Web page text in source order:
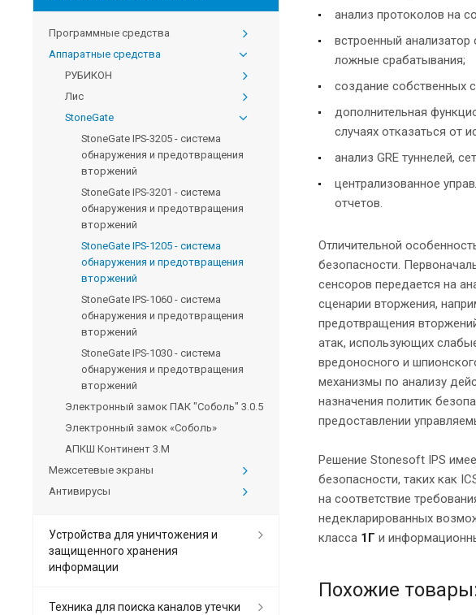
анализ протоколов на
встроенный
ложные срабатывания;
создание собственных
дополнительная
случаях отказаться от
анализ GRE туннелей,
централизованное
отчетов.
Отличительной
безопасности.
сенсоров передается на
сценарии вторжения,
предотвращения
атак, использующих
вредоносного и
механизмы по анализу
назначения политик
предоставлении
Решение Stonesoft IPS
безопасности, таких как
на соответствие
недекларированных
класса 1Г и
Похожие
Программные средства
Аппаратные средства
РУБИКОН
Лис
StoneGate
StoneGate IPS-3205 - система
обнаружения и предотвращения
вторжений
StoneGate IPS-3201 - система
обнаружения и предотвращения
вторжений
StoneGate IPS-1205 - система
обнаружения и предотвращения
вторжений
StoneGate IPS-1060 - система
обнаружения и предотвращения
вторжений
StoneGate IPS-1030 - система
обнаружения и предотвращения
вторжений
Электронный замок ПАК "Соболь" 3.0.5
Электронный замок «Соболь»
АПКШ Континент 3.M
Межсетевые экраны
Антивирусы
Устройства для уничтожения и
защищенного хранения
информации
Техника для поиска каналов утечки